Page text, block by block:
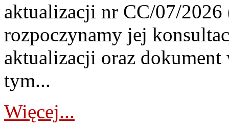
aktualizacji nr CC/07/
rozpoczynamy jej
aktualizacji oraz
tym...
Więcej...